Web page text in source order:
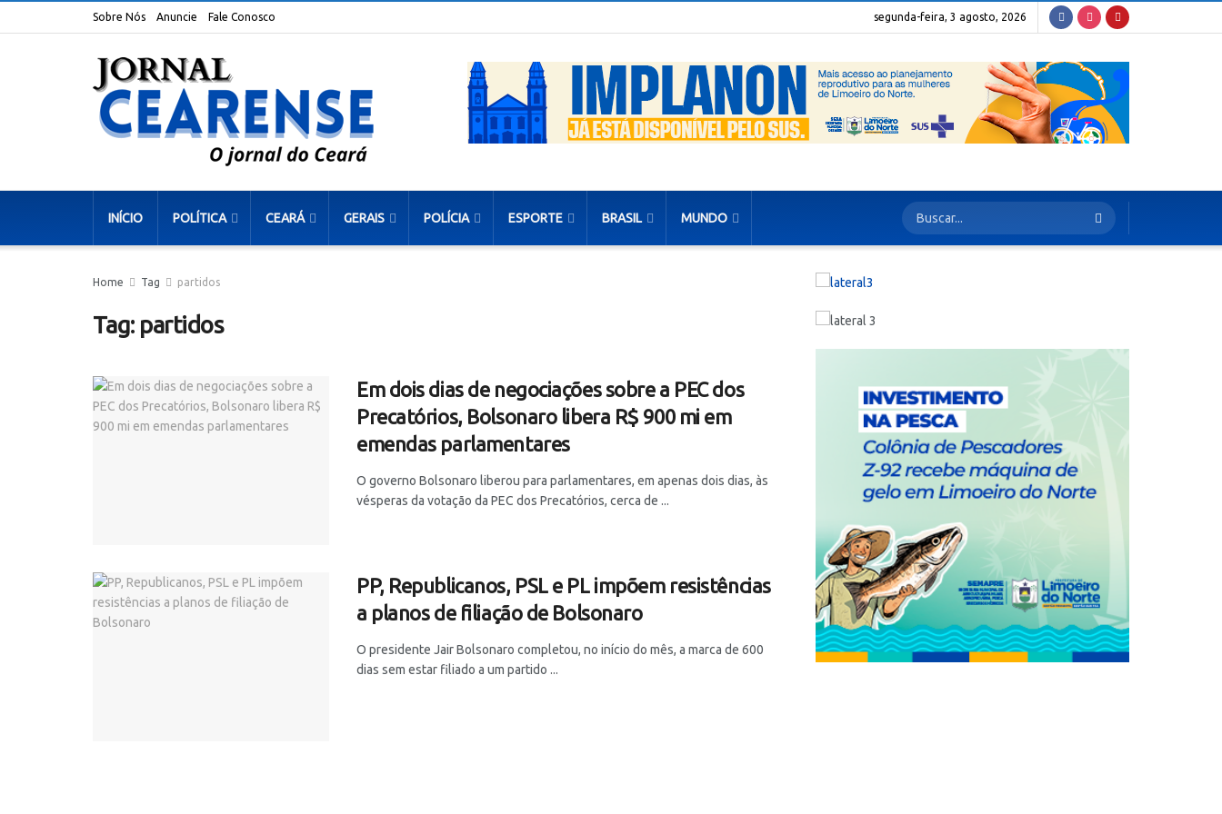
Sobre Nós Anuncie Fale Conosco segunda-feira, 3 agosto, 2026
INÍCIO POLÍTICA CEARÁ GERAIS POLÍCIA ESPORTE BRASIL MUNDO
Home Tag partidos
Tag: partidos
Em dois dias de negociações sobre a PEC dos
Precatórios, Bolsonaro libera R$ 900 mi em
emendas parlamentares
O governo Bolsonaro liberou para parlamentares, em apenas dois dias, às
vésperas da votação da PEC dos Precatórios, cerca de ...
PP, Republicanos, PSL e PL impõem resistências
a planos de filiação de Bolsonaro
O presidente Jair Bolsonaro completou, no início do mês, a marca de 600
dias sem estar filiado a um partido ...